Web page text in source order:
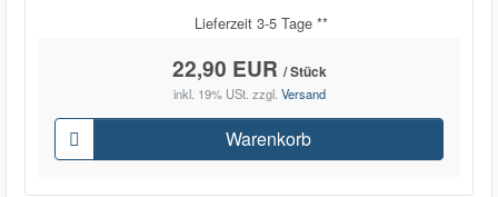
Lieferzeit 3-5 Tage **
22,90 EUR / Stück
inkl. 19% USt. zzgl. Versand
Warenkorb